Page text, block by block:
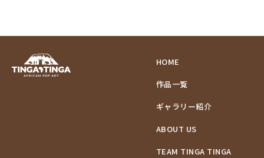
HOME
作品一覧
ギャラリー紹介
ABOUT US
TEAM TINGA TINGA